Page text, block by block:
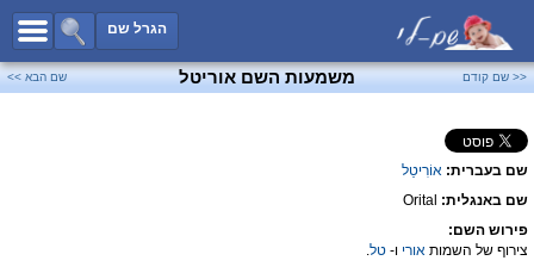
הגרל שם
כל השמות
שמות לבנים
<< שם קודם משמעות השם אוריטל שם הבא >>
שם בעברית: אוֹרִיטַל
שם באנגלית: Orital
פירוש השם:
צירוף של השמות אורי ו- טל.